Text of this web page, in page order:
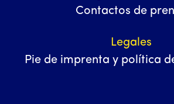
Contactos de
Legales
Pie de imprenta y política